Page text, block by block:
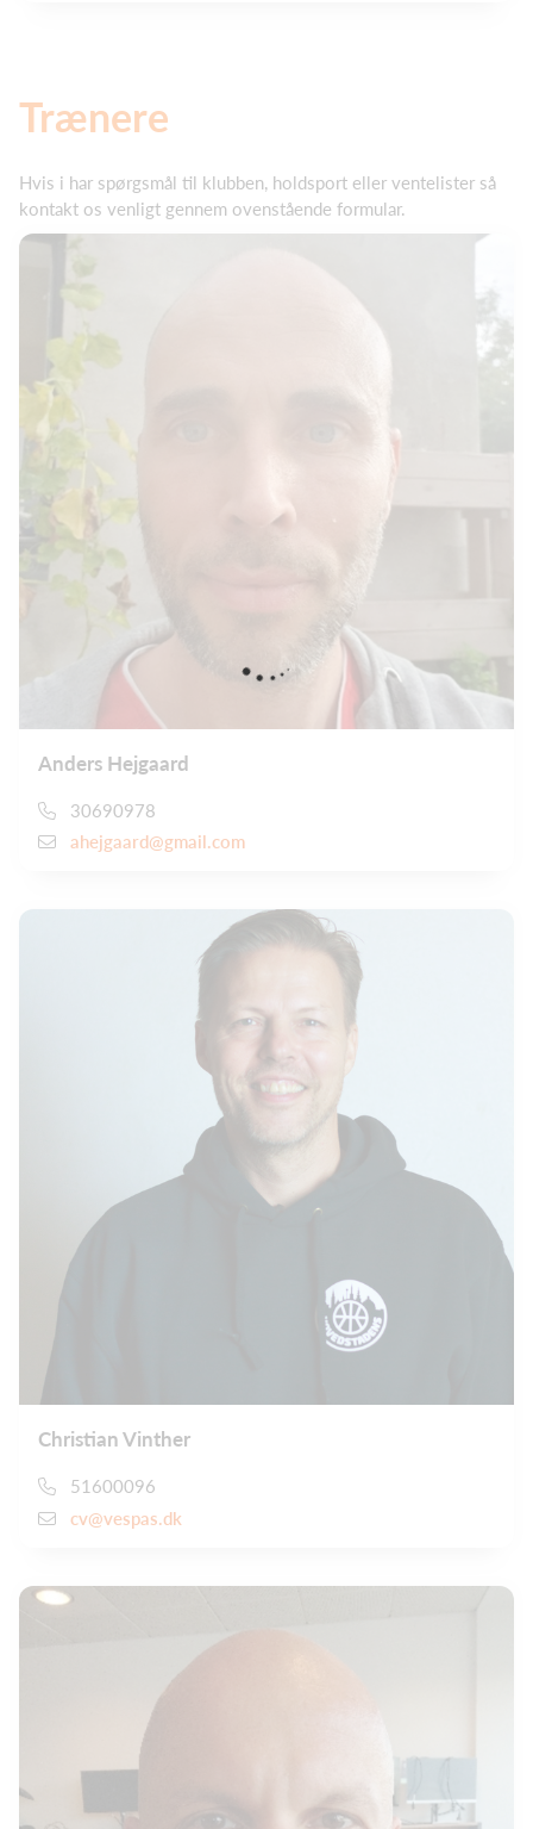
Trænere
Hvis i har spørgsmål til klubben, holdsport eller ventelister så
kontakt os venligt gennem ovenstående formular.
Anders Hejgaard
30690978
ahejgaard@gmail.com
Christian Vinther
51600096
cv@vespas.dk